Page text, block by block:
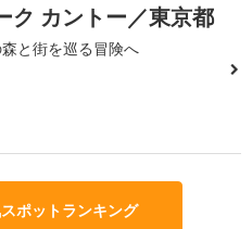
ク カントー／東京都
と街を巡る冒険へ
ポットランキング